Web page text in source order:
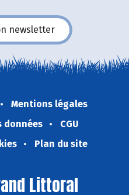
newsletter
Mentions légales
données
CGU
Plan du site
Littoral